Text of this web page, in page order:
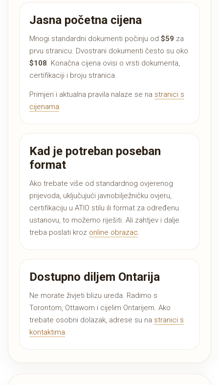
Jasna početna cijena
Mnogi standardni dokumenti počinju od $59 za
prvu stranicu. Dvostrani dokumenti često su oko
$108. Konačna cijena ovisi o vrsti dokumenta,
certifikaciji i broju stranica.
Primjeri i aktualna pravila nalaze se na stranici s
cijenama.
Kad je potreban poseban
format
Ako trebate više od standardnog ovjerenog
prijevoda, uključujući javnobilježničku ovjeru,
certifikaciju u ATIO stilu ili format za određenu
ustanovu, to možemo riješiti. Ali zahtjev i dalje
treba poslati kroz online obrazac.
Dostupno diljem Ontarija
Ne morate živjeti blizu ureda. Radimo s
Torontom, Ottawom i cijelim Ontarijem. Ako
trebate osobni dolazak, adrese su na stranici s
kontaktima.